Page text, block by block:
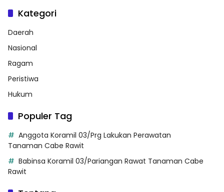
Kategori
Daerah
Nasional
Ragam
Peristiwa
Hukum
Populer Tag
Anggota Koramil 03/Prg Lakukan Perawatan
Tanaman Cabe Rawit
Babinsa Koramil 03/Pariangan Rawat Tanaman Cabe
Rawit